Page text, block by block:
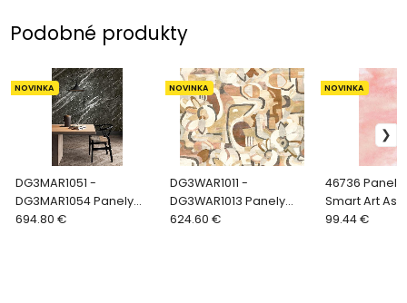
Podobné produkty
DG3MAR1051 -
DG3MAR1054 Panely
KHRÔMA Wall Designs III
NOVINKA
694.80 €
DG3WAR1011 -
DG3WAR1013 Panely
KHRÔMA Wall Designs III
NOVINKA
624.60 €
46736 Panel
Smart Art
rozmery)
NOVINKA
99.44 €